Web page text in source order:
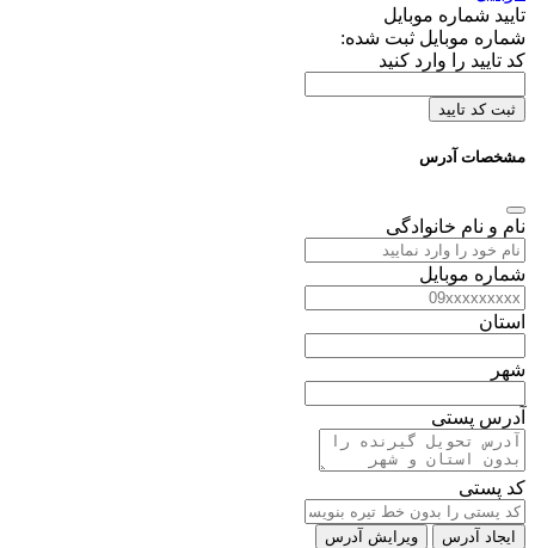
تایید شماره موبایل
شماره موبایل ثبت شده:
کد تایید را وارد کنید
ثبت کد تایید
مشخصات آدرس
نام و نام خانوادگی
شماره موبایل
استان
شهر
آدرس پستی
کد پستی
ایجاد آدرس ویرایش آدرس